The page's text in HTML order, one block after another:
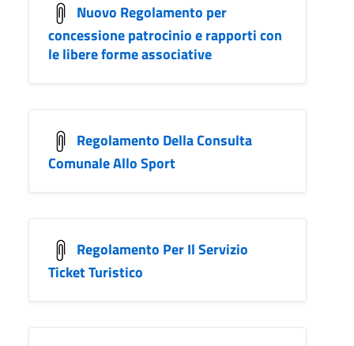
Nuovo Regolamento per
concessione patrocinio e rapporti con
le libere forme associative
Regolamento Della Consulta
Comunale Allo Sport
Regolamento Per Il Servizio
Ticket Turistico